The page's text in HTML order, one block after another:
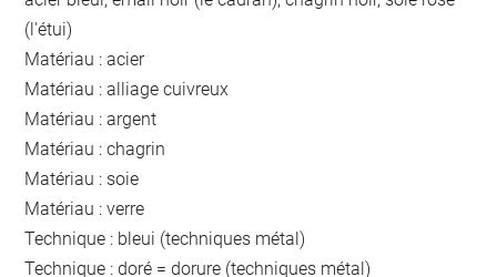
(l'étui)
Matériau : acier
Matériau : alliage cuivreux
Matériau : argent
Matériau : chagrin
Matériau : soie
Matériau : verre
Technique : bleui (techniques métal)
Technique : doré = dorure (techniques métal)